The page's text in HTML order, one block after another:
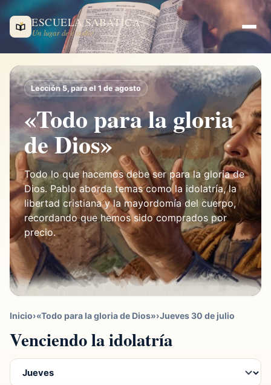
ESCUELA SABÁTICA
Un lugar de estudio
Lección 5, para el 1 de agosto
«Todo para la gloria
de Dios»
Todo lo que hacemos debe ser para la gloria de
Dios. Pablo aborda temas como la idolatría, la
libertad cristiana y la mayordomía del cuerpo,
recordando que hemos sido comprados por
precio.
Inicio›«Todo para la gloria de Dios»›Jueves 30 de julio
Venciendo la idolatría